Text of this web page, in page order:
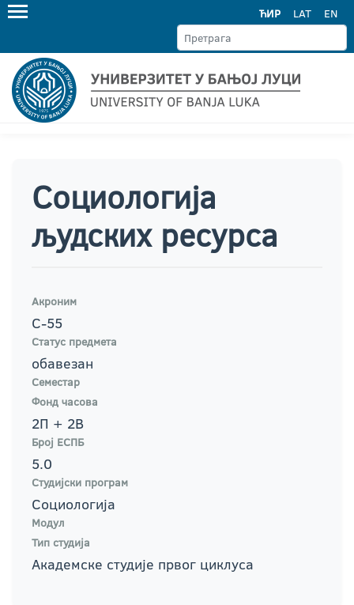
ЋИР LAT EN
Социологија
људских ресурса
Акроним
С-55
Статус предмета
обавезан
Семестар
Фонд часова
2П + 2В
Број ЕСПБ
5.0
Студијски програм
Социологија
Модул
Тип студија
Академске студије првог циклуса